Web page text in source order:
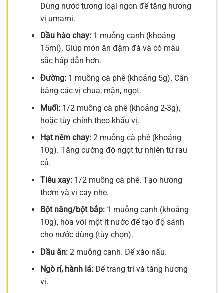
Dùng nước tương loại ngon để tăng hương
vị umami.
Dầu hào chay:1 muỗng canh (khoảng
15ml). Giúp món ăn đậm đà và có màu
sắc hấp dẫn hơn.
Đường:1 muỗng cà phê (khoảng 5g). Cân
bằng các vị chua, mặn, ngọt.
Muối:1/2 muỗng cà phê (khoảng 2-3g),
hoặc tùy chỉnh theo khẩu vị.
Hạt nêm chay:2 muỗng cà phê (khoảng
10g). Tăng cường độ ngọt tự nhiên từ rau
củ.
Tiêu xay:1/2 muỗng cà phê. Tạo hương
thơm và vị cay nhẹ.
Bột năng/bột bắp:1 muỗng canh (khoảng
10g), hòa với một ít nước để tạo độ sánh
cho nước dùng (tùy chọn).
Dầu ăn:2 muỗng canh. Để xào nấu.
Ngò rí, hành lá:Để trang trí và tăng hương
vị.